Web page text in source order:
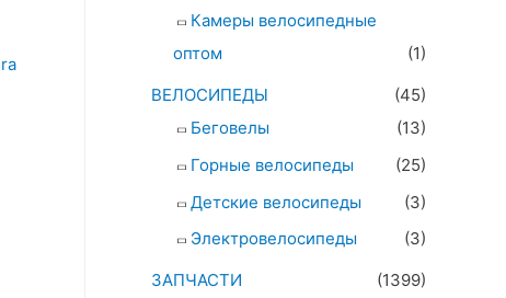
Камеры велосипедные
оптом
(1)
ВЕЛОСИПЕДЫ
(45)
Беговелы
(13)
Горные велосипеды
(25)
Детские велосипеды
(3)
Электровелосипеды
(3)
ЗАПЧАСТИ
(1399)